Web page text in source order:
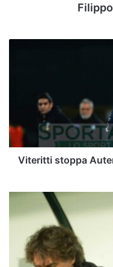
comando
|
Serie
Viteritti stoppa
"Nessuno
mi
chiamato,
ma